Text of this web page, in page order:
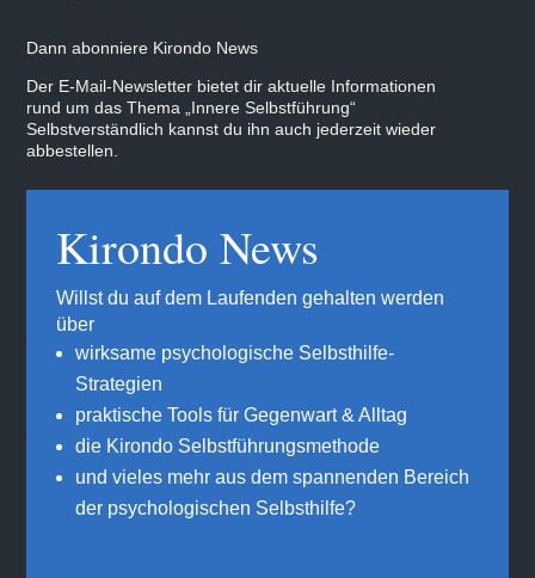
Dann abonniere Kirondo News
Der E-Mail-Newsletter bietet dir aktuelle Informationen
rund um das Thema „Innere Selbstführung“
Selbstverständlich kannst du ihn auch jederzeit wieder
abbestellen.
Kirondo News
Willst du auf dem Laufenden gehalten werden
über
wirksame psychologische Selbsthilfe-
Strategien
praktische Tools für Gegenwart & Alltag
die Kirondo Selbstführungsmethode
und vieles mehr aus dem spannenden Bereich
der psychologischen Selbsthilfe?